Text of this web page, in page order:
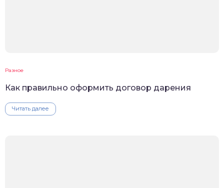
Разное
Как правильно оформить договор дарения
Читать далее